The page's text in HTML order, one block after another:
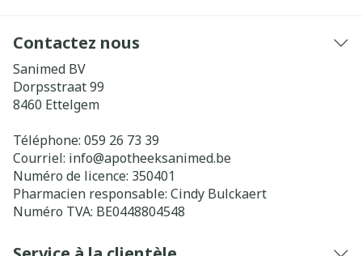
Contactez nous
Sanimed BV
Dorpsstraat 99
8460 Ettelgem
Téléphone: 059 26 73 39
Courriel: info@apotheeksanimed.be
Numéro de licence: 350401
Pharmacien responsable: Cindy Bulckaert
Numéro TVA: BE0448804548